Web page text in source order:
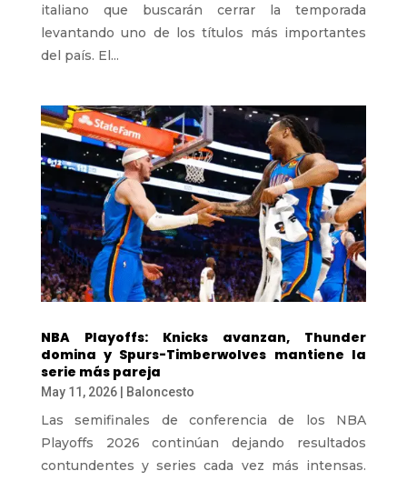
italiano que buscarán cerrar la temporada
levantando uno de los títulos más importantes
del país. El...
NBA Playoffs: Knicks avanzan, Thunder
domina y Spurs-Timberwolves mantiene la
serie más pareja
May 11, 2026| Baloncesto
Las semifinales de conferencia de los NBA
Playoffs 2026 continúan dejando resultados
contundentes y series cada vez más intensas.